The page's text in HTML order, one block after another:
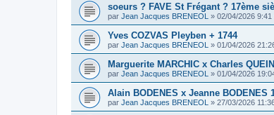
soeurs ? FAVE St Frégant ? 17ème
par Jean Jacques BRENEOL » 02/04/2026 9:41
Yves COZVAS Pleyben + 1744
par Jean Jacques BRENEOL » 01/04/2026
Marguerite MARCHIC x Charles
par Jean Jacques BRENEOL » 01/04/2026
Alain BODENES x Jeanne BODENES
par Jean Jacques BRENEOL » 27/03/2026